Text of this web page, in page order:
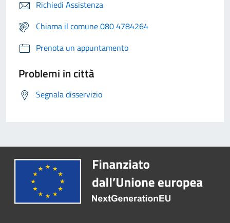
Richiedi Assistenza
Chiama il comune 080 4784264
Prenota un appuntamento
Problemi in città
Segnala disservizio